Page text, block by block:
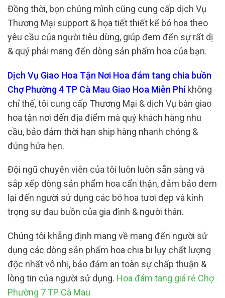
Đồng thời, bọn chúng mình cũng cung cấp dịch Vụ
Thương Mại support & họa tiết thiết kế bó hoa theo
yêu cầu của người tiêu dùng, giúp đem đến sự rất dị
& quý phái mang đến dòng sản phẩm hoa của bạn.
Dịch Vụ Giao Hoa Tận Nơi Hoa đám tang chia buồn
Chợ Phường 4 TP Cà Mau Giao Hoa Miễn Phíkhông
chỉ thế, tôi cung cấp Thương Mại & dịch Vụ bàn giao
hoa tận nơi đến địa điểm mà quý khách hàng nhu
cầu, bảo đảm thời hạn ship hàng nhanh chóng &
đúng hứa hẹn.
Đội ngũ chuyên viên của tôi luôn luôn sẵn sàng và
sắp xếp dòng sản phẩm hoa cẩn thận, đảm bảo đem
lại đến người sử dụng các bó hoa tươi đẹp và kính
trọng sự đau buồn của gia đình & người thân.
Chúng tôi khẳng định mang về mang đến người sử
dụng các dòng sản phẩm hoa chia bi lụy chất lượng
độc nhất vô nhị, bảo đảm an toàn sự chấp thuận &
lòng tin của người sử dụng. Hoa đám tang giá rẻ Chợ
Phường 7 TP Cà Mau